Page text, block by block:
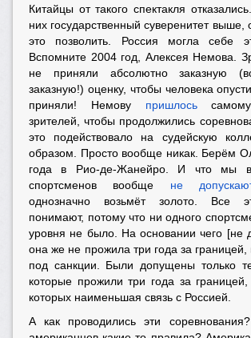
Китайцы от такого спектакля
них государственный суверенитет выше,
это позволить. Россия могла себе
Вспомните 2004 год, Алексея Немова.
не приняли абсолютно заказную
заказную!) оценку, чтобы человека
приняли! Немову пришлосьсамому
зрителей, чтобы продолжились
это подействовало на судейскую
образом. Просто вообще никак. Берём
года в Рио-де-Жанейро. И что мы
спортсменов вообще не
однозначно возьмёт золото. Все
понимают, потому что ни одного
уровня не было. На основании чего [не
она же не прожила три года за границей,
под санкции. Были допущены только
которые прожили три года за
которых наименьшая связь с Россией.
А как проводились эти